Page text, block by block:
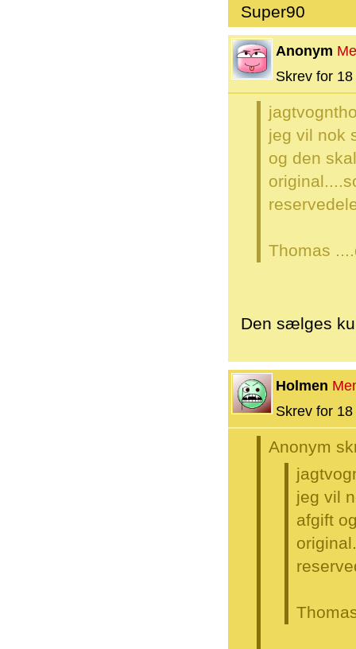
Super90
Anonym
Skrev for
jeg vil nok
og den
Thomas
Den sælges
Holmen
Skrev for
Anonym
jeg vil
afgift